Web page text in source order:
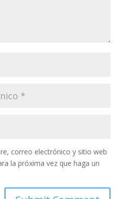
correo electrónico y sitio web
la próxima vez que haga un